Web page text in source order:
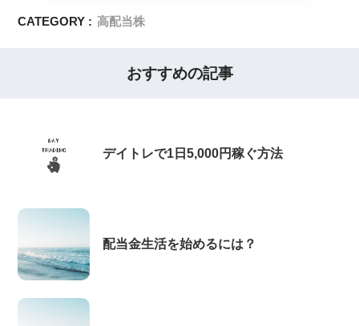
CATEGORY : 高配当株
おすすめの記事
デイトレで1日5,000円稼ぐ方法
配当金生活を始めるには？